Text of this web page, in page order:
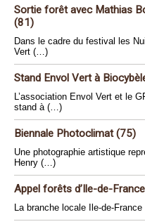
Sortie forêt avec Mathias
(81)
Dans le cadre du festival les
Vert (…)
Stand Envol Vert à
L’association Envol Vert et le
stand à (…)
Biennale Photoclimat (75)
Une photographie artistique
Henry (…)
Appel forêts d’Ile-de-
La branche locale Ile-de-